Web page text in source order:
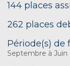
144 places
262 places
Période(s)
Septembre à Juin